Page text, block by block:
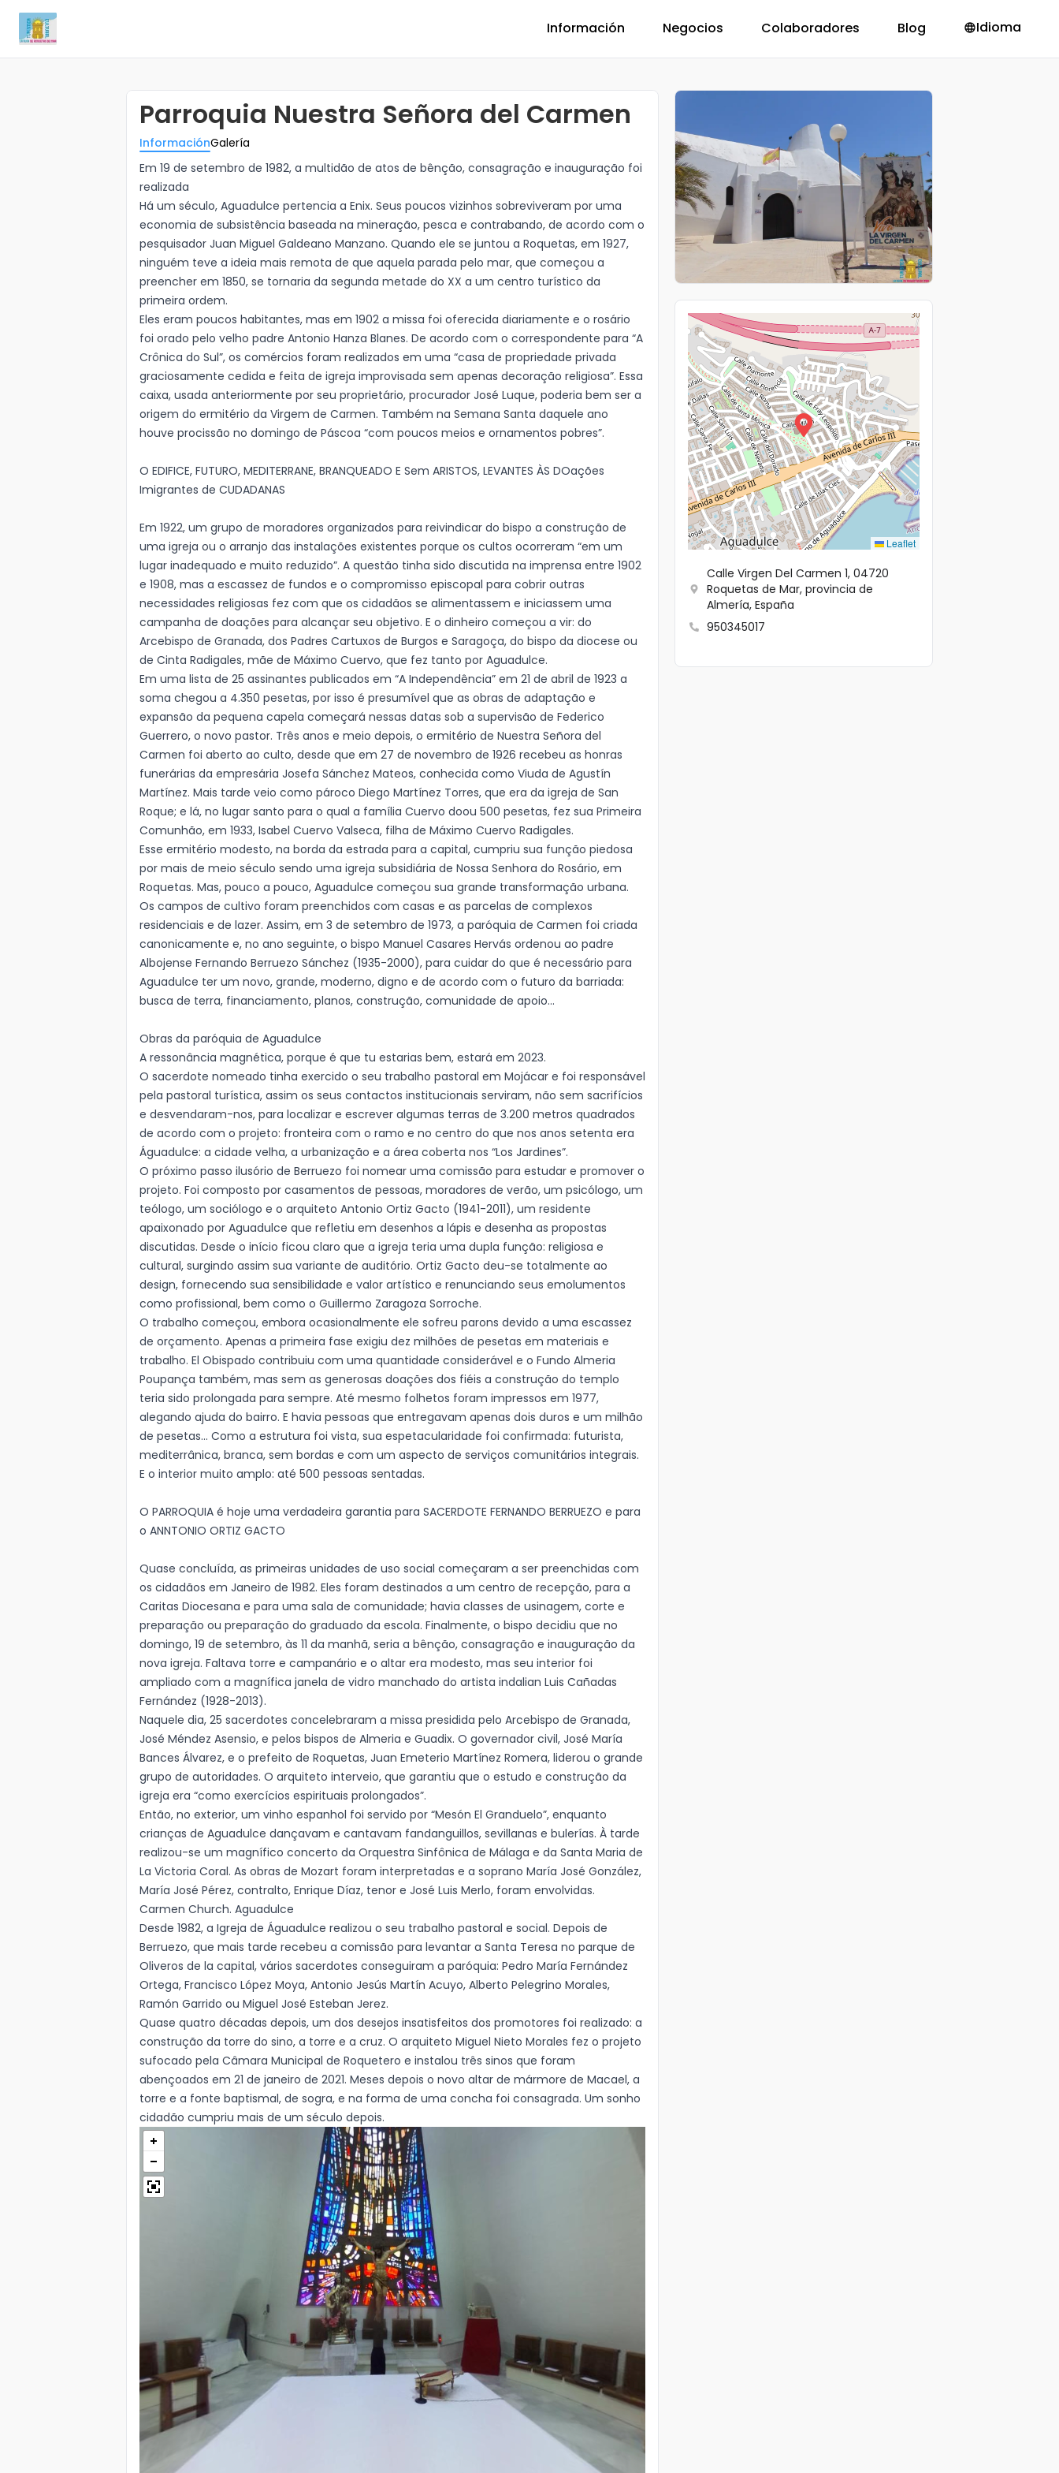
Información Negocios Colaboradores Blog Idioma
Parroquia Nuestra Señora del Carmen
InformaciónGalería
Em 19 de setembro de 1982, a multidão de atos de bênção, consagração e inauguração foi
realizada
Há um século, Aguadulce pertencia a Enix. Seus poucos vizinhos sobreviveram por uma
economia de subsistência baseada na mineração, pesca e contrabando, de acordo com o
pesquisador Juan Miguel Galdeano Manzano. Quando ele se juntou a Roquetas, em 1927,
ninguém teve a ideia mais remota de que aquela parada pelo mar, que começou a
preencher em 1850, se tornaria da segunda metade do XX a um centro turístico da
primeira ordem.
Eles eram poucos habitantes, mas em 1902 a missa foi oferecida diariamente e o rosário
foi orado pelo velho padre Antonio Hanza Blanes. De acordo com o correspondente para “A
Crônica do Sul”, os comércios foram realizados em uma “casa de propriedade privada
graciosamente cedida e feita de igreja improvisada sem apenas decoração religiosa”. Essa
caixa, usada anteriormente por seu proprietário, procurador José Luque, poderia bem ser a
origem do ermitério da Virgem de Carmen. Também na Semana Santa daquele ano
houve procissão no domingo de Páscoa “com poucos meios e ornamentos pobres”.
O EDIFICE, FUTURO, MEDITERRANE, BRANQUEADO E Sem ARISTOS, LEVANTES ÀS DOações
Imigrantes de CUDADANAS
Em 1922, um grupo de moradores organizados para reivindicar do bispo a construção de
uma igreja ou o arranjo das instalações existentes porque os cultos ocorreram “em um
lugar inadequado e muito reduzido”. A questão tinha sido discutida na imprensa entre 1902
e 1908, mas a escassez de fundos e o compromisso episcopal para cobrir outras
necessidades religiosas fez com que os cidadãos se alimentassem e iniciassem uma
campanha de doações para alcançar seu objetivo. E o dinheiro começou a vir: do
Arcebispo de Granada, dos Padres Cartuxos de Burgos e Saragoça, do bispo da diocese ou
de Cinta Radigales, mãe de Máximo Cuervo, que fez tanto por Aguadulce.
Em uma lista de 25 assinantes publicados em “A Independência” em 21 de abril de 1923 a
soma chegou a 4.350 pesetas, por isso é presumível que as obras de adaptação e
expansão da pequena capela começará nessas datas sob a supervisão de Federico
Guerrero, o novo pastor. Três anos e meio depois, o ermitério de Nuestra Señora del
Carmen foi aberto ao culto, desde que em 27 de novembro de 1926 recebeu as honras
funerárias da empresária Josefa Sánchez Mateos, conhecida como Viuda de Agustín
Martínez. Mais tarde veio como pároco Diego Martínez Torres, que era da igreja de San
Roque; e lá, no lugar santo para o qual a família Cuervo doou 500 pesetas, fez sua Primeira
Comunhão, em 1933, Isabel Cuervo Valseca, filha de Máximo Cuervo Radigales.
Esse ermitério modesto, na borda da estrada para a capital, cumpriu sua função piedosa
por mais de meio século sendo uma igreja subsidiária de Nossa Senhora do Rosário, em
Roquetas. Mas, pouco a pouco, Aguadulce começou sua grande transformação urbana.
Os campos de cultivo foram preenchidos com casas e as parcelas de complexos
residenciais e de lazer. Assim, em 3 de setembro de 1973, a paróquia de Carmen foi criada
canonicamente e, no ano seguinte, o bispo Manuel Casares Hervás ordenou ao padre
Albojense Fernando Berruezo Sánchez (1935-2000), para cuidar do que é necessário para
Aguadulce ter um novo, grande, moderno, digno e de acordo com o futuro da barriada:
busca de terra, financiamento, planos, construção, comunidade de apoio...
Obras da paróquia de Aguadulce
A ressonância magnética, porque é que tu estarias bem, estará em 2023.
O sacerdote nomeado tinha exercido o seu trabalho pastoral em Mojácar e foi responsável
pela pastoral turística, assim os seus contactos institucionais serviram, não sem sacrifícios
e desvendaram-nos, para localizar e escrever algumas terras de 3.200 metros quadrados
de acordo com o projeto: fronteira com o ramo e no centro do que nos anos setenta era
Águadulce: a cidade velha, a urbanização e a área coberta nos “Los Jardines”.
O próximo passo ilusório de Berruezo foi nomear uma comissão para estudar e promover o
projeto. Foi composto por casamentos de pessoas, moradores de verão, um psicólogo, um
teólogo, um sociólogo e o arquiteto Antonio Ortiz Gacto (1941-2011), um residente
apaixonado por Aguadulce que refletiu em desenhos a lápis e desenha as propostas
discutidas. Desde o início ficou claro que a igreja teria uma dupla função: religiosa e
cultural, surgindo assim sua variante de auditório. Ortiz Gacto deu-se totalmente ao
design, fornecendo sua sensibilidade e valor artístico e renunciando seus emolumentos
como profissional, bem como o Guillermo Zaragoza Sorroche.
O trabalho começou, embora ocasionalmente ele sofreu parons devido a uma escassez
de orçamento. Apenas a primeira fase exigiu dez milhões de pesetas em materiais e
trabalho. El Obispado contribuiu com uma quantidade considerável e o Fundo Almeria
Poupança também, mas sem as generosas doações dos fiéis a construção do templo
teria sido prolongada para sempre. Até mesmo folhetos foram impressos em 1977,
alegando ajuda do bairro. E havia pessoas que entregavam apenas dois duros e um milhão
de pesetas... Como a estrutura foi vista, sua espetacularidade foi confirmada: futurista,
mediterrânica, branca, sem bordas e com um aspecto de serviços comunitários integrais.
E o interior muito amplo: até 500 pessoas sentadas.
O PARROQUIA é hoje uma verdadeira garantia para SACERDOTE FERNANDO BERRUEZO e para
o ANNTONIO ORTIZ GACTO
Quase concluída, as primeiras unidades de uso social começaram a ser preenchidas com
os cidadãos em Janeiro de 1982. Eles foram destinados a um centro de recepção, para a
Caritas Diocesana e para uma sala de comunidade; havia classes de usinagem, corte e
preparação ou preparação do graduado da escola. Finalmente, o bispo decidiu que no
domingo, 19 de setembro, às 11 da manhã, seria a bênção, consagração e inauguração da
nova igreja. Faltava torre e campanário e o altar era modesto, mas seu interior foi
ampliado com a magnífica janela de vidro manchado do artista indalian Luis Cañadas
Fernández (1928-2013).
Naquele dia, 25 sacerdotes concelebraram a missa presidida pelo Arcebispo de Granada,
José Méndez Asensio, e pelos bispos de Almeria e Guadix. O governador civil, José María
Bances Álvarez, e o prefeito de Roquetas, Juan Emeterio Martínez Romera, liderou o grande
grupo de autoridades. O arquiteto interveio, que garantiu que o estudo e construção da
igreja era “como exercícios espirituais prolongados”.
Então, no exterior, um vinho espanhol foi servido por “Mesón El Granduelo”, enquanto
crianças de Aguadulce dançavam e cantavam fandanguillos, sevillanas e bulerías. À tarde
realizou-se um magnífico concerto da Orquestra Sinfônica de Málaga e da Santa Maria de
La Victoria Coral. As obras de Mozart foram interpretadas e a soprano María José González,
María José Pérez, contralto, Enrique Díaz, tenor e José Luis Merlo, foram envolvidas.
Carmen Church. Aguadulce
Desde 1982, a Igreja de Águadulce realizou o seu trabalho pastoral e social. Depois de
Berruezo, que mais tarde recebeu a comissão para levantar a Santa Teresa no parque de
Oliveros de la capital, vários sacerdotes conseguiram a paróquia: Pedro María Fernández
Ortega, Francisco López Moya, Antonio Jesús Martín Acuyo, Alberto Pelegrino Morales,
Ramón Garrido ou Miguel José Esteban Jerez.
Quase quatro décadas depois, um dos desejos insatisfeitos dos promotores foi realizado: a
construção da torre do sino, a torre e a cruz. O arquiteto Miguel Nieto Morales fez o projeto
sufocado pela Câmara Municipal de Roquetero e instalou três sinos que foram
abençoados em 21 de janeiro de 2021. Meses depois o novo altar de mármore de Macael, a
torre e a fonte baptismal, de sogra, e na forma de uma concha foi consagrada. Um sonho
cidadão cumpriu mais de um século depois.
Leaflet
Calle Virgen Del Carmen 1, 04720
Roquetas de Mar, provincia de
Almería, España
950345017